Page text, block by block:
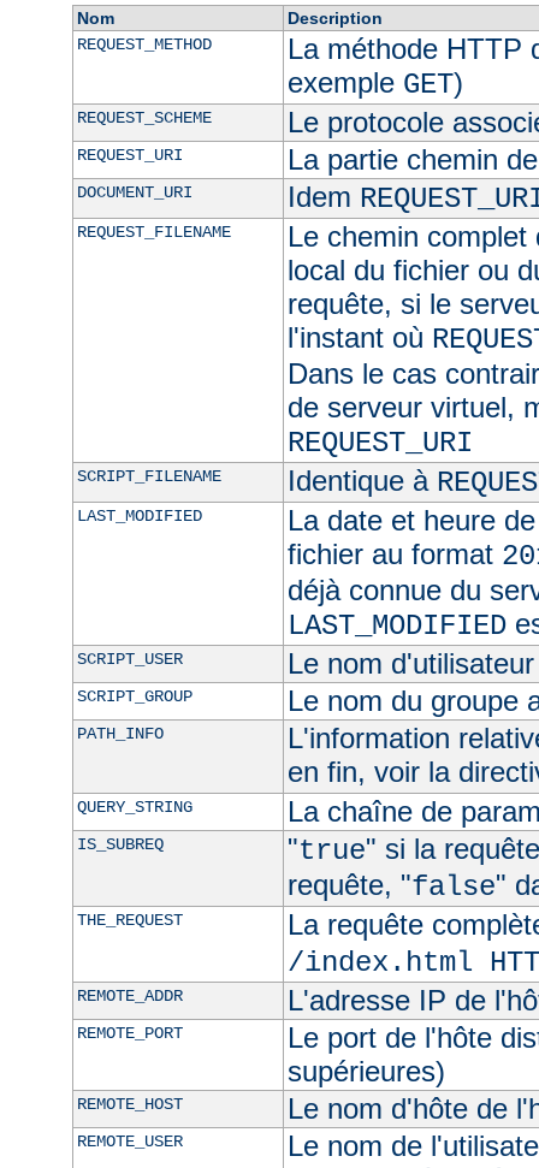
Nom
Description
REQUEST_METHOD
La méthode HTTP
exemple GET)
REQUEST_SCHEME Le protocole
REQUEST_URI La partie chemin
DOCUMENT_URI Idem
REQUEST_FILENAME
Le chemin
local du fichier ou
requête, si le
l'instant où
Dans le cas
de serveur virtuel,
REQUEST_URI
SCRIPT_FILENAME Identique à
LAST_MODIFIED
La date et heure
fichier au format
déjà connue du
LAST_MODIFIED
SCRIPT_USER Le nom
SCRIPT_GROUP Le nom du groupe
PATH_INFO
L'information
en fin, voir la
QUERY_STRING La chaîne de
IS_SUBREQ "true" si la
requête, "false"
THE_REQUEST
La requête
/index.html
REMOTE_ADDR L'adresse IP de
REMOTE_PORT
Le port de l'hôte
supérieures)
REMOTE_HOST Le nom d'hôte de
REMOTE_USER
Le nom de